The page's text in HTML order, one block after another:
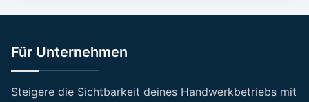
Für Unternehmen
Steigere die Sichtbarkeit deines Handwerkbetriebs mit